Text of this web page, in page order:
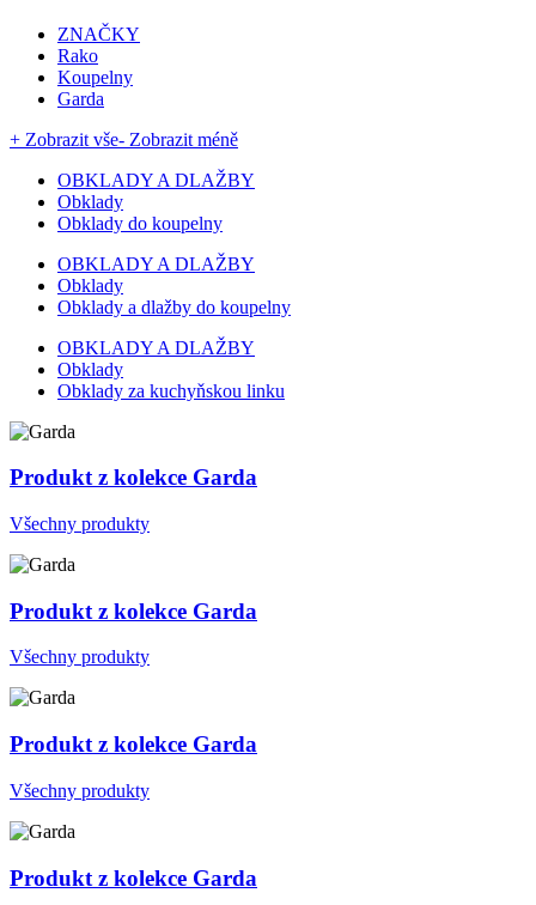
ZNAČKY
Rako
Koupelny
Garda
+ Zobrazit vše- Zobrazit méně
OBKLADY A DLAŽBY
Obklady
Obklady do koupelny
OBKLADY A DLAŽBY
Obklady
Obklady a dlažby do koupelny
OBKLADY A DLAŽBY
Obklady
Obklady za kuchyňskou linku
Produkt z kolekce Garda
Všechny produkty
Produkt z kolekce Garda
Všechny produkty
Produkt z kolekce Garda
Všechny produkty
Produkt z kolekce Garda